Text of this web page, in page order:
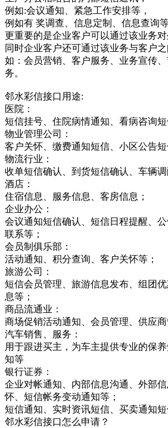
例如:会议通知、紧急工作安排等，
例如有 奖调查、信息定制、信息查询等
更重要的是企业客户可以通过该业务对
同时企业客户还可通过该业务与客户
如：会员营销、客户服务、业务宣传
务。
邻水彩信接口用途:
医院：
短信挂号、住院病情通知、看病咨询短
物业管理公司：
客户关怀、缴费通知短信、小区公告短
物流行业：
收单短信确认、到货短信确认、车辆调
酒店：
住宿信息、服务信息、客房信息；
企业办公：
会议通知短信确认、短信日程提醒、
联系等；
会员制俱乐部：
活动通知、积分查询、客户关怀等；
旅游公司：
短信会员管理、旅游信息发布、组团
息等；
商品流通业：
商场促销活动通知、会员管理、供应商
汽车销售、服务：
用于跟进买主，为车主提供专业的保
知等
银行证券：
企业对帐通知、内部信息沟通、外部
怀、短信帐务变动通知等；
短信通知、实时资讯短信、买卖通知短
邻水彩信接口怎么申请？